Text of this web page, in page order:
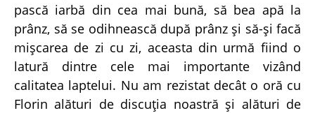
pască iarbă din cea mai bună, să bea apă la
prânz, să se odihnească după prânz şi să-şi facă
mişcarea de zi cu zi, aceasta din urmă fiind o
latură dintre cele mai importante vizând
calitatea laptelui. Nu am rezistat decât o oră cu
Florin alături de discuţia noastră şi alături de